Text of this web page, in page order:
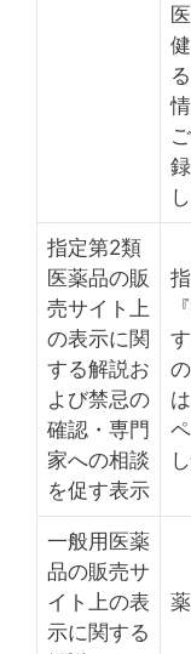
指定第2類
医薬品の販
売サイト上
の表示に関
する解説お
よび禁忌の
確認・専門
家への相談
を促す表示
一般用医薬
品の販売サ
イト上の表
示に関する